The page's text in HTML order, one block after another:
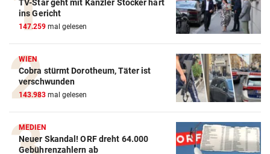
TV-Star geht mit Kanzler Stocker hart
ins Gericht
147.259 mal gelesen
WIEN
Cobra stürmt Dorotheum, Täter ist
verschwunden
143.983 mal gelesen
MEDIEN
Neuer Skandal! ORF dreht 64.000
Gebührenzahlern ab